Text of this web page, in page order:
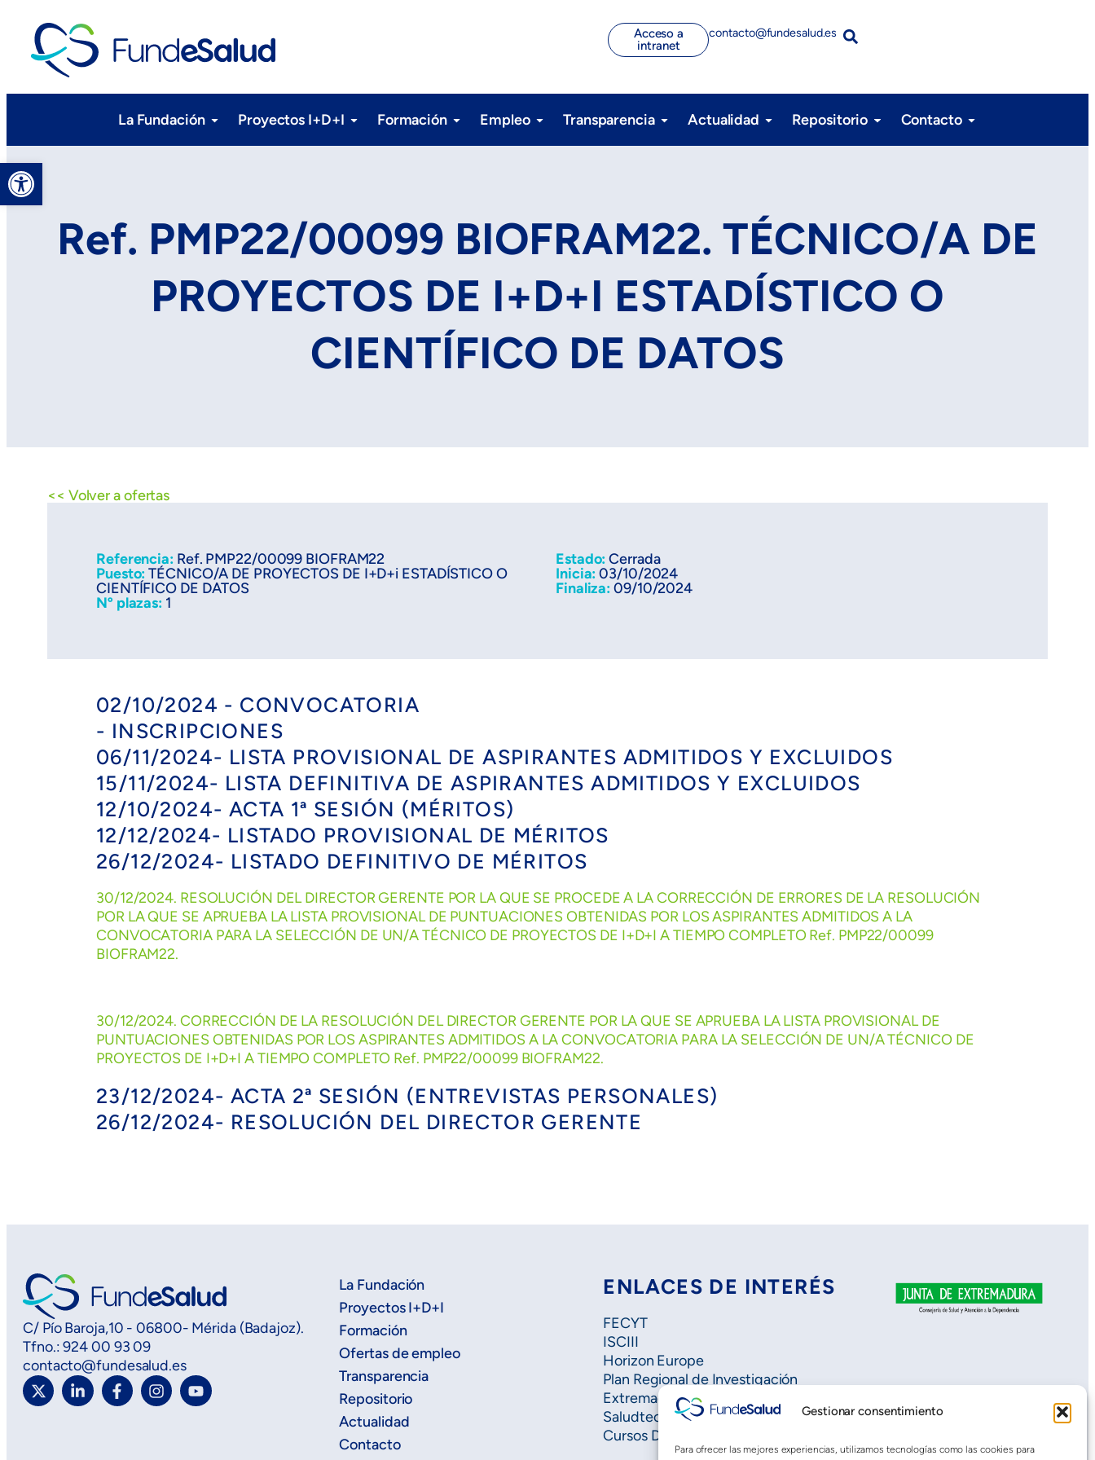
Abrir barra de herramientas
Gestionar consentimiento
Para ofrecer las mejores experiencias, utilizamos tecnologías como las cookies para
Acceso a
intranet
contacto@fundesalud.es
La Fundación Proyectos I+D+I Formación Empleo Transparencia Actualidad Repositorio Contacto
Ref. PMP22/00099 BIOFRAM22. TÉCNICO/A DE
PROYECTOS DE I+D+I ESTADÍSTICO O
CIENTÍFICO DE DATOS
<< Volver a ofertas
Referencia: Ref. PMP22/00099 BIOFRAM22
Puesto:TÉCNICO/A DE PROYECTOS DE I+D+i ESTADÍSTICO O
CIENTÍFICO DE DATOS
Nº plazas: 1
Estado:Cerrada
Inicia:03/10/2024
Finaliza:09/10/2024
02/10/2024 - CONVOCATORIA
- INSCRIPCIONES
06/11/2024- LISTA PROVISIONAL DE ASPIRANTES ADMITIDOS Y EXCLUIDOS
15/11/2024- LISTA DEFINITIVA DE ASPIRANTES ADMITIDOS Y EXCLUIDOS
12/10/2024- ACTA 1ª SESIÓN (MÉRITOS)
12/12/2024- LISTADO PROVISIONAL DE MÉRITOS
26/12/2024- LISTADO DEFINITIVO DE MÉRITOS
30/12/2024. RESOLUCIÓN DEL DIRECTOR GERENTE POR LA QUE SE PROCEDE A LA CORRECCIÓN DE ERRORES DE LA RESOLUCIÓN
POR LA QUE SE APRUEBA LA LISTA PROVISIONAL DE PUNTUACIONES OBTENIDAS POR LOS ASPIRANTES ADMITIDOS A LA
CONVOCATORIA PARA LA SELECCIÓN DE UN/A TÉCNICO DE PROYECTOS DE I+D+I A TIEMPO COMPLETO Ref. PMP22/00099
BIOFRAM22.
30/12/2024. CORRECCIÓN DE LA RESOLUCIÓN DEL DIRECTOR GERENTE POR LA QUE SE APRUEBA LA LISTA PROVISIONAL DE
PUNTUACIONES OBTENIDAS POR LOS ASPIRANTES ADMITIDOS A LA CONVOCATORIA PARA LA SELECCIÓN DE UN/A TÉCNICO DE
PROYECTOS DE I+D+I A TIEMPO COMPLETO Ref. PMP22/00099 BIOFRAM22.
23/12/2024- ACTA 2ª SESIÓN (ENTREVISTAS PERSONALES)
26/12/2024- RESOLUCIÓN DEL DIRECTOR GERENTE
C/ Pío Baroja,10 - 06800- Mérida (Badajoz).
Tfno.: 924 00 93 09
contacto@fundesalud.es
La Fundación
Proyectos I+D+I
Formación
Ofertas de empleo
Transparencia
Repositorio
Actualidad
Contacto
ENLACES DE INTERÉS
FECYT
ISCIII
Horizon Europe
Plan Regional de Investigación
Extremadura Salud
Saludteca
Cursos DOE